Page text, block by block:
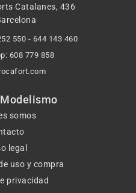
Catalanes, 436
550 - 644 143 460
608 779 858
somos
legal
uso y compra
privacidad